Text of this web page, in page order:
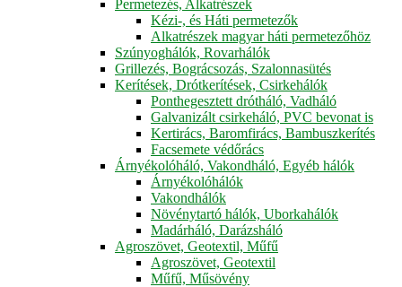
Permetezés, Alkatrészek
Kézi-, és Háti permetezők
Alkatrészek magyar háti permetezőhöz
Szúnyoghálók, Rovarhálók
Grillezés, Bográcsozás, Szalonnasütés
Kerítések, Drótkerítések, Csirkehálók
Ponthegesztett drótháló, Vadháló
Galvanizált csirkeháló, PVC bevonat is
Kertirács, Baromfirács, Bambuszkerítés
Facsemete védőrács
Árnyékolóháló, Vakondháló, Egyéb hálók
Árnyékolóhálók
Vakondhálók
Növénytartó hálók, Uborkahálók
Madárháló, Darázsháló
Agroszövet, Geotextil, Műfű
Agroszövet, Geotextil
Műfű, Műsövény